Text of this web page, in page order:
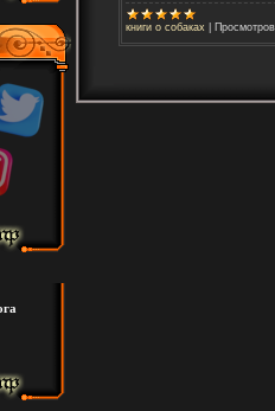
книги о собаках|